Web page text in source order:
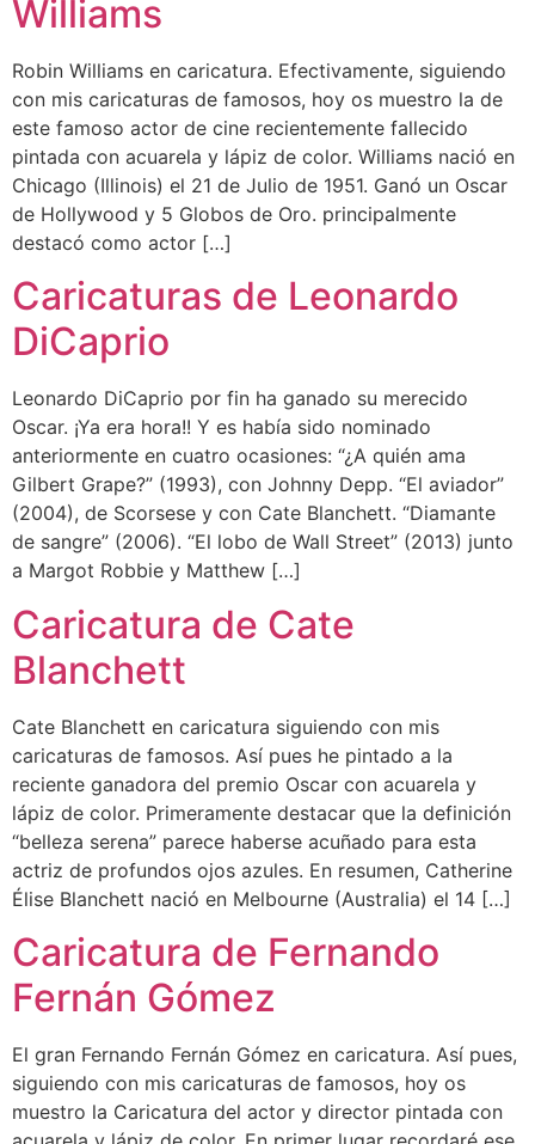
Williams
Robin Williams en caricatura. Efectivamente, siguiendo
con mis caricaturas de famosos, hoy os muestro la de
este famoso actor de cine recientemente fallecido
pintada con acuarela y lápiz de color. Williams nació en
Chicago (Illinois) el 21 de Julio de 1951. Ganó un Oscar
de Hollywood y 5 Globos de Oro. principalmente
destacó como actor […]
Caricaturas de Leonardo
DiCaprio
Leonardo DiCaprio por fin ha ganado su merecido
Oscar. ¡Ya era hora!! Y es había sido nominado
anteriormente en cuatro ocasiones: “¿A quién ama
Gilbert Grape?” (1993), con Johnny Depp. “El aviador”
(2004), de Scorsese y con Cate Blanchett. “Diamante
de sangre” (2006). “El lobo de Wall Street” (2013) junto
a Margot Robbie y Matthew […]
Caricatura de Cate
Blanchett
Cate Blanchett en caricatura siguiendo con mis
caricaturas de famosos. Así pues he pintado a la
reciente ganadora del premio Oscar con acuarela y
lápiz de color. Primeramente destacar que la definición
“belleza serena” parece haberse acuñado para esta
actriz de profundos ojos azules. En resumen, Catherine
Élise Blanchett nació en Melbourne (Australia) el 14 […]
Caricatura de Fernando
Fernán Gómez
El gran Fernando Fernán Gómez en caricatura. Así pues,
siguiendo con mis caricaturas de famosos, hoy os
muestro la Caricatura del actor y director pintada con